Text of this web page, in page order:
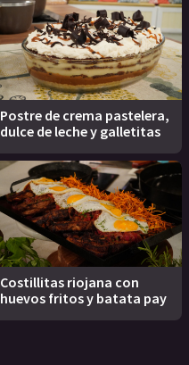
Postre de crema pastelera,
dulce de leche y galletitas
Costillitas riojana con
huevos fritos y batata pay